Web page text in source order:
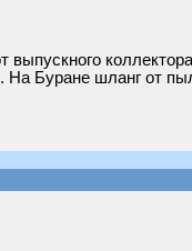
выпускного
На Буране шланг от